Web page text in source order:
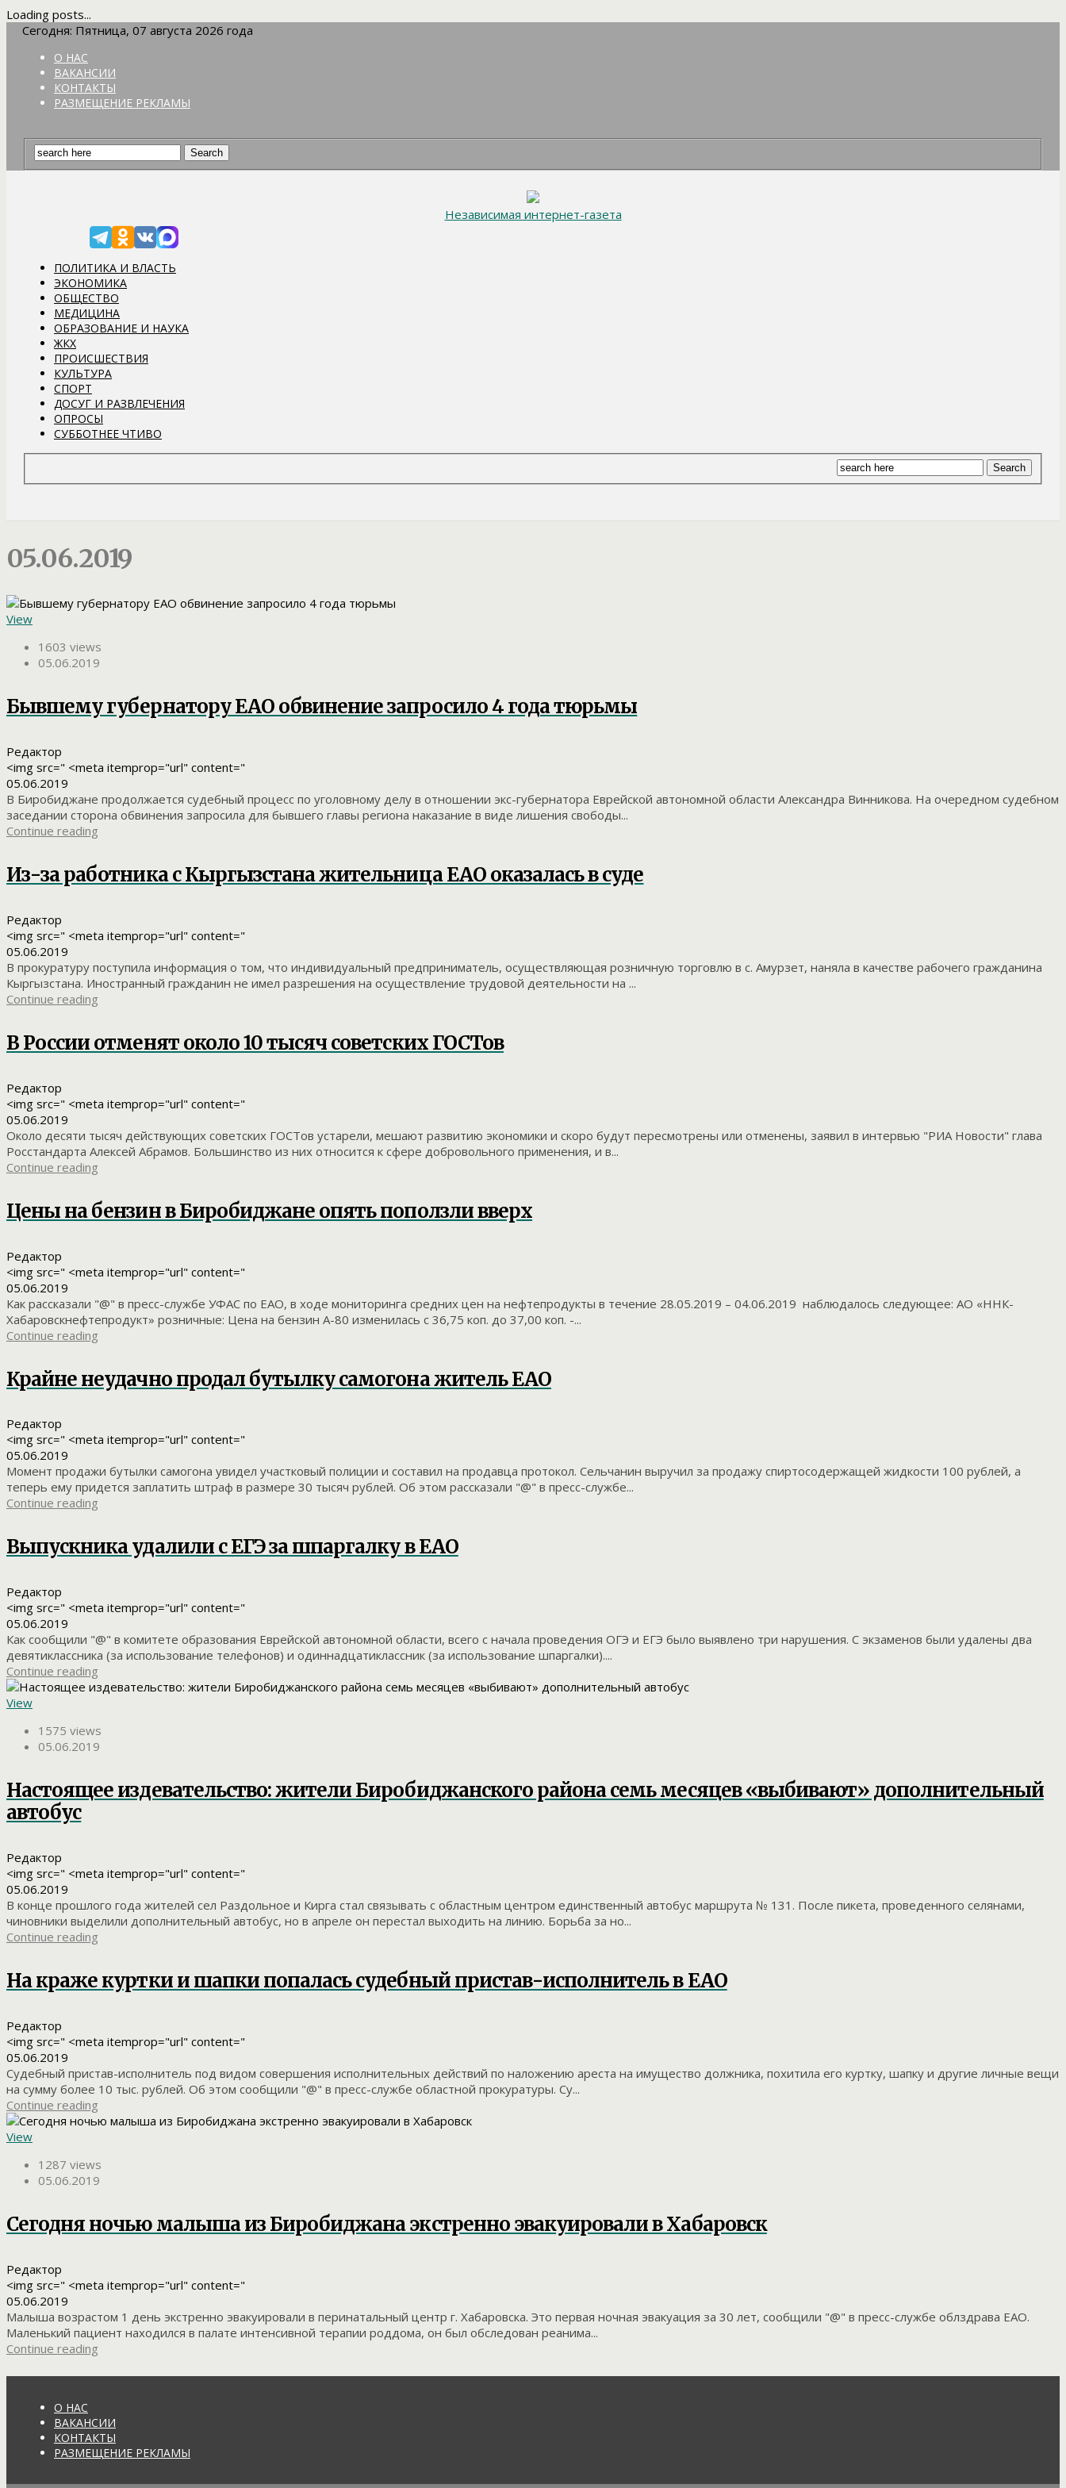
Loading posts...
Сегодня: Пятница, 07 августа 2026 года
О НАС
ВАКАНСИИ
КОНТАКТЫ
РАЗМЕЩЕНИЕ РЕКЛАМЫ
Независимая интернет-газета
ПОЛИТИКА И ВЛАСТЬ
ЭКОНОМИКА
ОБЩЕСТВО
МЕДИЦИНА
ОБРАЗОВАНИЕ И НАУКА
ЖКХ
ПРОИСШЕСТВИЯ
КУЛЬТУРА
СПОРТ
ДОСУГ И РАЗВЛЕЧЕНИЯ
ОПРОСЫ
СУББОТНЕЕ ЧТИВО
05.06.2019
View
1603 views
05.06.2019
Бывшему губернатору ЕАО обвинение запросило 4 года тюрьмы
Редактор
<img src=" <meta itemprop="url" content="
05.06.2019
В Биробиджане продолжается судебный процесс по уголовному делу в отношении экс-губернатора Еврейской автономной области Александра Винникова. На очередном судебном
заседании сторона обвинения запросила для бывшего главы региона наказание в виде лишения свободы...
Continue reading
Из-за работника с Кыргызстана жительница ЕАО оказалась в суде
Редактор
<img src=" <meta itemprop="url" content="
05.06.2019
В прокуратуру поступила информация о том, что индивидуальный предприниматель, осуществляющая розничную торговлю в с. Амурзет, наняла в качестве рабочего гражданина
Кыргызстана. Иностранный гражданин не имел разрешения на осуществление трудовой деятельности на ...
Continue reading
В России отменят около 10 тысяч советских ГОСТов
Редактор
<img src=" <meta itemprop="url" content="
05.06.2019
Около десяти тысяч действующих советских ГОСТов устарели, мешают развитию экономики и скоро будут пересмотрены или отменены, заявил в интервью "РИА Новости" глава
Росстандарта Алексей Абрамов. Большинство из них относится к сфере добровольного применения, и в...
Continue reading
Цены на бензин в Биробиджане опять поползли вверх
Редактор
<img src=" <meta itemprop="url" content="
05.06.2019
Как рассказали "@" в пресс-службе УФАС по ЕАО, в ходе мониторинга средних цен на нефтепродукты в течение 28.05.2019 – 04.06.2019 наблюдалось следующее: АО «ННК-
Хабаровскнефтепродукт» розничные: Цена на бензин А-80 изменилась с 36,75 коп. до 37,00 коп. -...
Continue reading
Крайне неудачно продал бутылку самогона житель ЕАО
Редактор
<img src=" <meta itemprop="url" content="
05.06.2019
Момент продажи бутылки самогона увидел участковый полиции и составил на продавца протокол. Сельчанин выручил за продажу спиртосодержащей жидкости 100 рублей, а
теперь ему придется заплатить штраф в размере 30 тысяч рублей. Об этом рассказали "@" в пресс-службе...
Continue reading
Выпускника удалили с ЕГЭ за шпаргалку в ЕАО
Редактор
<img src=" <meta itemprop="url" content="
05.06.2019
Как сообщили "@" в комитете образования Еврейской автономной области, всего с начала проведения ОГЭ и ЕГЭ было выявлено три нарушения. С экзаменов были удалены два
девятиклассника (за использование телефонов) и одиннадцатиклассник (за использование шпаргалки)....
Continue reading
View
1575 views
05.06.2019
Настоящее издевательство: жители Биробиджанского района семь месяцев «выбивают» дополнительный
автобус
Редактор
<img src=" <meta itemprop="url" content="
05.06.2019
В конце прошлого года жителей сел Раздольное и Кирга стал связывать с областным центром единственный автобус маршрута № 131. После пикета, проведенного селянами,
чиновники выделили дополнительный автобус, но в апреле он перестал выходить на линию. Борьба за но...
Continue reading
На краже куртки и шапки попалась судебный пристав-исполнитель в ЕАО
Редактор
<img src=" <meta itemprop="url" content="
05.06.2019
Судебный пристав-исполнитель под видом совершения исполнительных действий по наложению ареста на имущество должника, похитила его куртку, шапку и другие личные вещи
на сумму более 10 тыс. рублей. Об этом сообщили "@" в пресс-службе областной прокуратуры. Су...
Continue reading
View
1287 views
05.06.2019
Сегодня ночью малыша из Биробиджана экстренно эвакуировали в Хабаровск
Редактор
<img src=" <meta itemprop="url" content="
05.06.2019
Малыша возрастом 1 день экстренно эвакуировали в перинатальный центр г. Хабаровска. Это первая ночная эвакуация за 30 лет, сообщили "@" в пресс-службе облздрава ЕАО.
Маленький пациент находился в палате интенсивной терапии роддома, он был обследован реанима...
Continue reading
О НАС
ВАКАНСИИ
КОНТАКТЫ
РАЗМЕЩЕНИЕ РЕКЛАМЫ